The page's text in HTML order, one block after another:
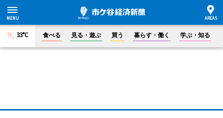
33°C 食べる 見る・遊ぶ 買う 暮らす・働く 学ぶ・知る